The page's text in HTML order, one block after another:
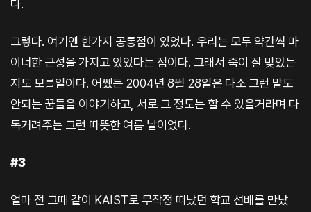
다.
그렇다. 여기엔 한가지 공통점이 있었다. 우리는 모두 약간씩 마
이너한 근성을 가지고 있었다는 점이다. 그래서 죽이 잘 맞았는
지도 모를일이다. 어쨌든 2004년 8월 28일은 다소 그런 말도
안되는 꿈들을 이야기하고, 서로 그 정도는 할 수 있을거라며 다
독거려주는 그런 따뜻한 여름 날이었다.
#3
얼마 전 그때 같이 KAIST로 무작정 떠났던 학교 선배를 만났